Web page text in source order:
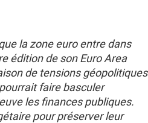
la zone euro entre dans
édition de sonEuro Area
de tensions géopolitiques
faire basculer
les finances publiques.
pour préserver leur